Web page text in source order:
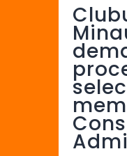
Handbal
Fotbal